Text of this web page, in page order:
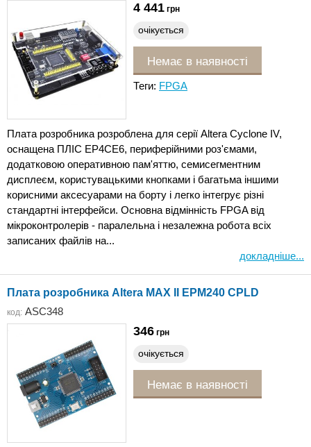
4 441 грн
очікується
Немає в наявності
Теги: FPGA
Плата розробника розроблена для серії Altera Cyclone IV,
оснащена ПЛІС EP4CE6, периферійними роз'ємами,
додатковою оперативною пам'яттю, семисегментним
дисплеєм, користувацькими кнопками і багатьма іншими
корисними аксесуарами на борту і легко інтегрує різні
стандартні інтерфейси. Основна відмінність FPGA від
мікроконтролерів - паралельна і незалежна робота всіх
записаних файлів на...
докладніше...
Плата розробника Altera MAX II EPM240 CPLD
код: ASC348
346 грн
очікується
Немає в наявності